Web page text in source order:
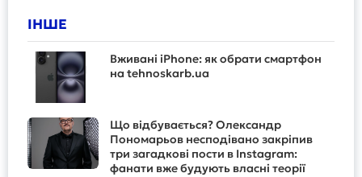
ІНШЕ
Вживані iPhone: як обрати смартфон
на tehnoskarb.ua
Що відбувається? Олександр
Пономарьов несподівано закріпив
три загадкові пости в Instagram:
фанати вже будують власні теорії